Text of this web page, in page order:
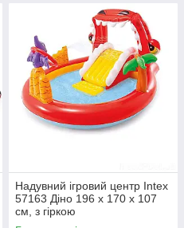
Надувний ігровий центр Intex
57163 Діно 196 x 170 x 107
см, з гіркою